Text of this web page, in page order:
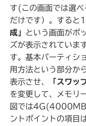
す(この画面では選
だけです）。すると
成」
という画面がポ
ズが表示されていま
す。基本パーティシ
用方法という部分か
表示させ、
「スワッ
を変更して、メモリ
図では
ントポイントの項目